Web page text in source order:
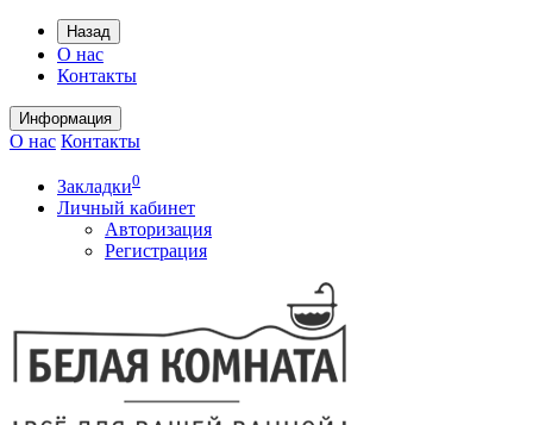
Назад
О нас
Контакты
Информация
О нас Контакты
Закладки0
Личный кабинет
Авторизация
Регистрация